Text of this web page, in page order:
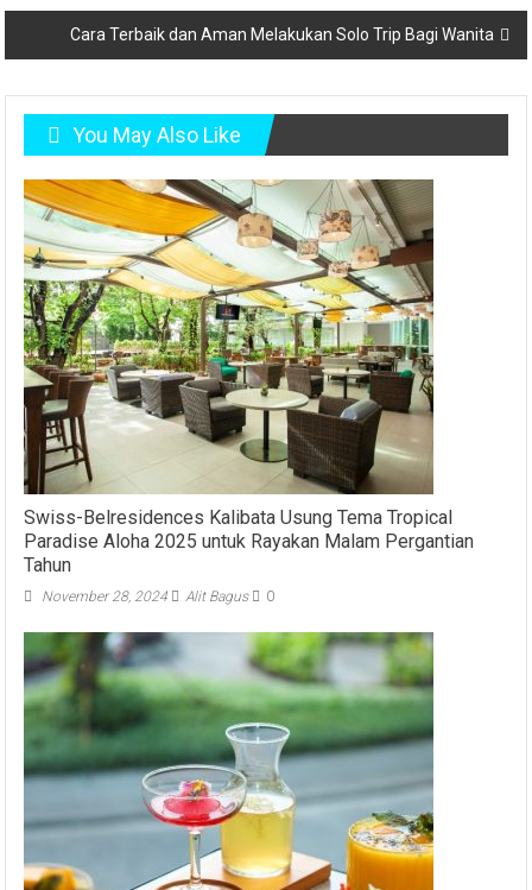
Cara Terbaik dan Aman Melakukan Solo Trip Bagi Wanita
You May Also Like
Swiss-Belresidences Kalibata Usung Tema Tropical
Paradise Aloha 2025 untuk Rayakan Malam Pergantian
Tahun
November 28, 2024 Alit Bagus 0